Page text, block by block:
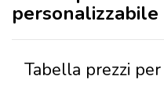
personalizzabile
Tabella prezzi